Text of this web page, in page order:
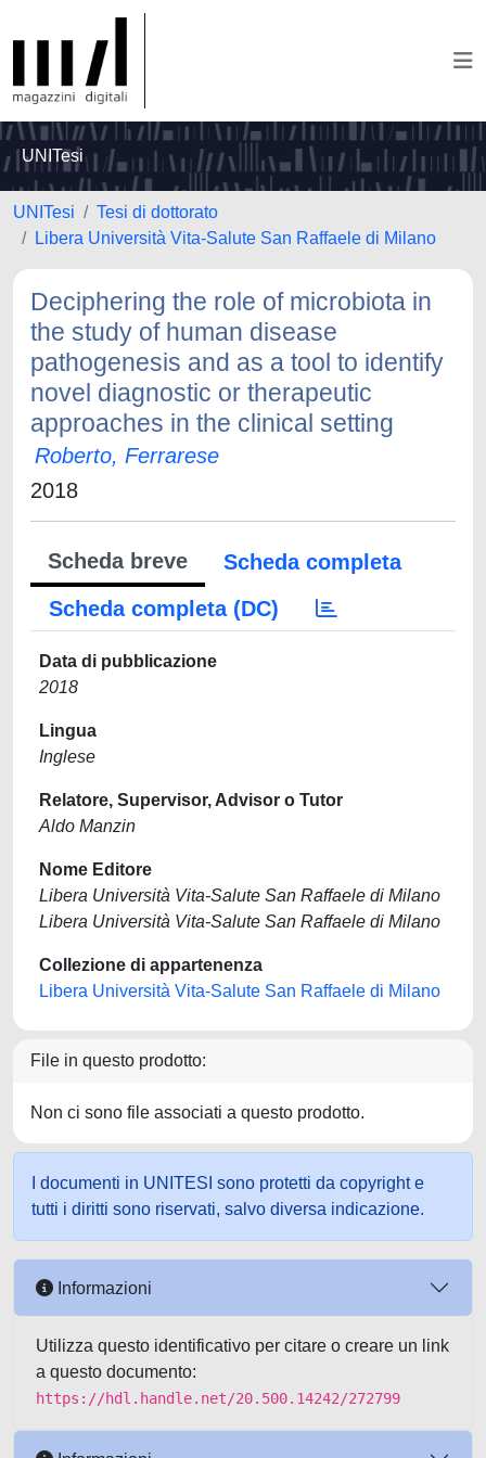
UNITesi
UNITesi
Tesi di dottorato
Libera Università Vita-Salute San Raffaele di Milano
Deciphering the role of microbiota in
the study of human disease
pathogenesis and as a tool to identify
novel diagnostic or therapeutic
approaches in the clinical setting
Roberto, Ferrarese
2018
Scheda breve
Scheda completa
Scheda completa (DC)
Data di pubblicazione
2018
Lingua
Inglese
Relatore, Supervisor, Advisor o Tutor
Aldo Manzin
Nome Editore
Libera Università Vita-Salute San Raffaele di Milano
Libera Università Vita-Salute San Raffaele di Milano
Collezione di appartenenza
Libera Università Vita-Salute San Raffaele di Milano
File in questo prodotto:
Non ci sono file associati a questo prodotto.
I documenti in UNITESI sono protetti da copyright e
tutti i diritti sono riservati, salvo diversa indicazione.
Informazioni
Utilizza questo identificativo per citare o creare un link
a questo documento:
https://hdl.handle.net/20.500.14242/272799